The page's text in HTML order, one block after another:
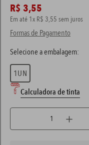
R$ 3,55
Em até 1x R$ 3,55 sem juros
Formas de Pagamento
1UN
Calculadora de tinta
6º
º massa corrida